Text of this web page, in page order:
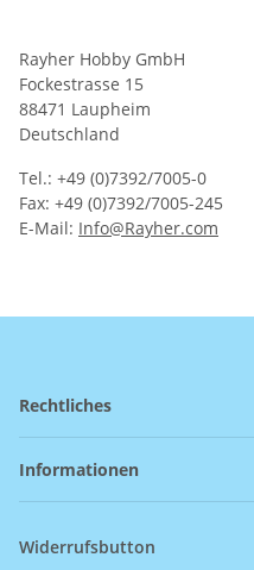
Rayher Hobby GmbH
Fockestrasse 15
88471 Laupheim
Deutschland
Tel.: +49 (0)7392/7005-0
Fax: +49 (0)7392/7005-245
E-Mail: Info@Rayher.com
Rechtliches
Informationen
Widerrufsbutton